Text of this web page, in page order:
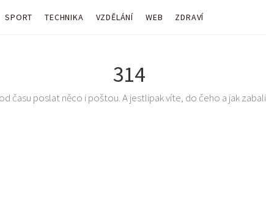
SPORT TECHNIKA VZDĚLÁNÍ WEB ZDRAVÍ
314
času poslat něco i poštou. A jestlipak víte, do čeho a jak